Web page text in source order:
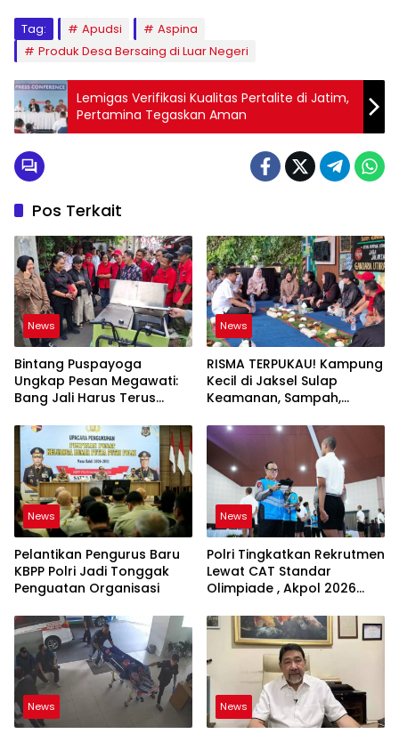
Tag: Apudsi
Aspina
Produk Desa Bersaing di Luar Negeri
Lemigas Verifikasi Kualitas Pertalite di Jatim,
Pertamina Tegaskan Aman
Pos Terkait
News
Bintang Puspayoga
Ungkap Pesan Megawati:
Bang Jali Harus Terus
Dikembangkan
News
RISMA TERPUKAU! Kampung
Kecil di Jaksel Sulap
Keamanan, Sampah,
Jadi Satu Sistem
News
Pelantikan Pengurus Baru
KBPP Polri Jadi Tonggak
Penguatan Organisasi
News
Polri Tingkatkan Rekrutmen
Lewat CAT Standar
Olimpiade , Akpol 2026
News News